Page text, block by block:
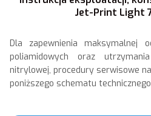
Jet-Print Light
Dla zapewnienia maksymalnej
poliamidowych oraz
nitrylowej, procedury serwisowe
poniższego schematu